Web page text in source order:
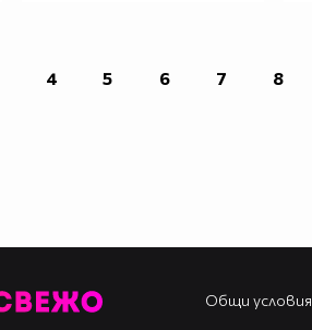
4 5 6 7 8
Общи условия